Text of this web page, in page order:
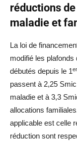
réductions
maladie et
La loi de
modifié les plafonds
débutés depuis le 1er
passent à 2,25
maladie et à 3,3
allocations
applicable est celle
réduction sont